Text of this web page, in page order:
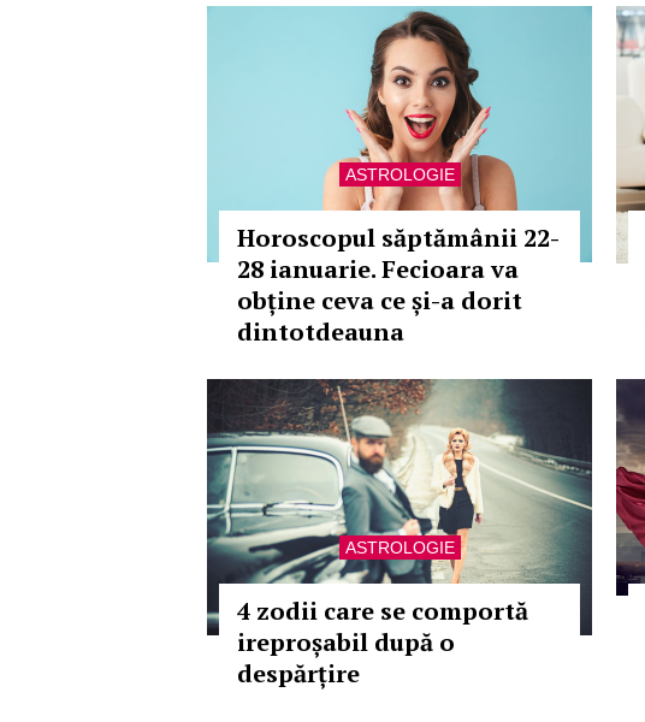
ASTROLOGIE
Horoscopul săptămânii 22-
28 ianuarie. Fecioara va
obține ceva ce și-a dorit
dintotdeauna
ASTROLOGIE
4 zodii care se comportă
ireproșabil după o
despărțire